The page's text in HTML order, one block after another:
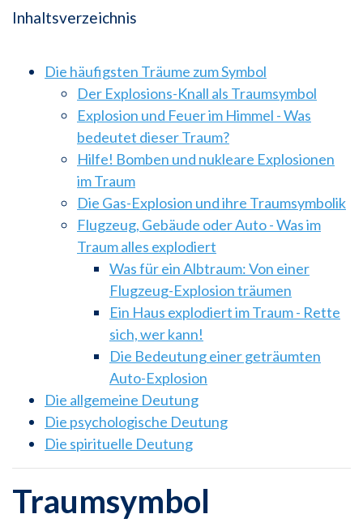
Inhaltsverzeichnis
Die häufigsten Träume zum Symbol
Der Explosions-Knall als Traumsymbol
Explosion und Feuer im Himmel - Was
bedeutet dieser Traum?
Hilfe! Bomben und nukleare Explosionen
im Traum
Die Gas-Explosion und ihre Traumsymbolik
Flugzeug, Gebäude oder Auto - Was im
Traum alles explodiert
Was für ein Albtraum: Von einer
Flugzeug-Explosion träumen
Ein Haus explodiert im Traum - Rette
sich, wer kann!
Die Bedeutung einer geträumten
Auto-Explosion
Die allgemeine Deutung
Die psychologische Deutung
Die spirituelle Deutung
Traumsymbol